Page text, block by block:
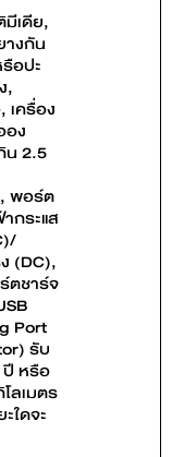
เดีย,
งกัน
อปะ
,
ครื่อง
อง
น 2.5
พอร์ต
กระแส
(DC),
ตชาร์จ
Port
รับ
หรือ
ลเมตร
ใดจะ